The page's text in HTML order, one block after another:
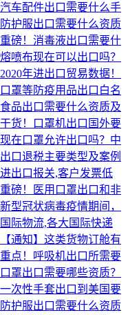
汽车配件出口需要什么手
防护服出口需要什么资质
重磅！消毒液出口需要什
熔喷布现在可以出口吗？
2020年进出口贸易数据！
口罩等防疫用品出口白名
食品出口需要什么资质及
干货！口罩机出口国外要
现在口罩允许出口吗？中
出口退税主要类型及案例
进出口报关,客户发票低
重磅！医用口罩出口和非
新型冠状病毒疫情期间，
国际物流,各大国际快递
【通知】这类货物订舱有
重点！呼吸机出口所需要
口罩出口需要哪些资质？
一次性手套出口到美国要
防护服出口需要什么资质